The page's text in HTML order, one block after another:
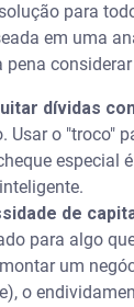
para
em uma
pena
dívidas
Usar o "troco"
especial
de
para algo
um
o